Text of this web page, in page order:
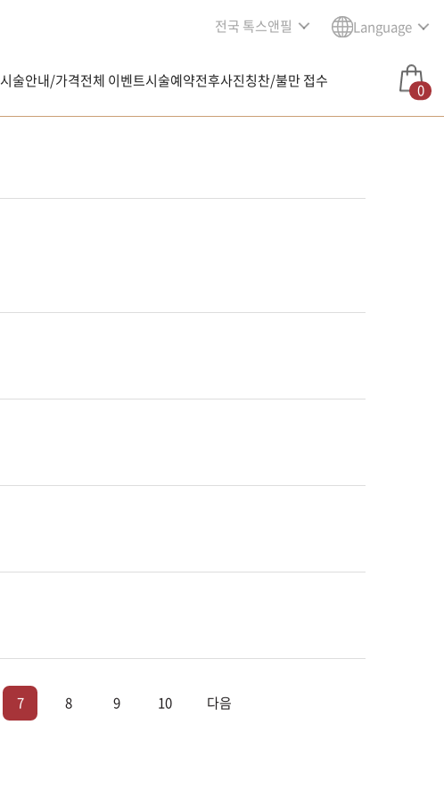
전국 톡스앤필 Language
시술안내/가격전체 이벤트시술예약전후사진칭찬/불만 접수 0
7 8 9 10 다음